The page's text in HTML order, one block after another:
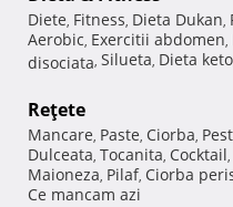
Diete, Fitness, Dieta Dukan,
Aerobic, Exercitii abdomen,
disociata, Silueta, Dieta
Reţete
Mancare, Paste, Ciorba,
Dulceata, Tocanita, Cocktail,
Maioneza, Pilaf, Ciorba
Ce mancam azi